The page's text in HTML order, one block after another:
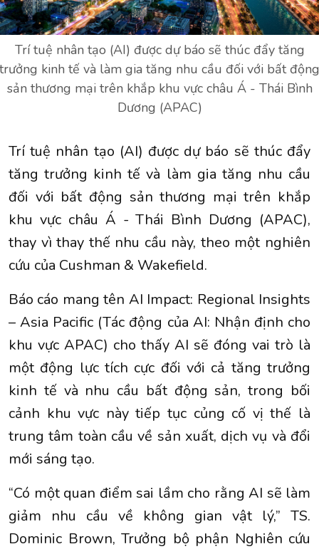
Trí tuệ nhân tạo (AI) được dự báo sẽ thúc đẩy tăng
trưởng kinh tế và làm gia tăng nhu cầu đối với bất động
sản thương mại trên khắp khu vực châu Á - Thái Bình
Dương (APAC)
Trí tuệ nhân tạo (AI) được dự báo sẽ thúc đẩy
tăng trưởng kinh tế và làm gia tăng nhu cầu
đối với bất động sản thương mại trên khắp
khu vực châu Á - Thái Bình Dương (APAC),
thay vì thay thế nhu cầu này, theo một nghiên
cứu của Cushman & Wakefield.
Báo cáo mang tên AI Impact: Regional Insights
– Asia Pacific (Tác động của AI: Nhận định cho
khu vực APAC) cho thấy AI sẽ đóng vai trò là
một động lực tích cực đối với cả tăng trưởng
kinh tế và nhu cầu bất động sản, trong bối
cảnh khu vực này tiếp tục củng cố vị thế là
trung tâm toàn cầu về sản xuất, dịch vụ và đổi
mới sáng tạo.
“Có một quan điểm sai lầm cho rằng AI sẽ làm
giảm nhu cầu về không gian vật lý,” TS.
Dominic Brown, Trưởng bộ phận Nghiên cứu